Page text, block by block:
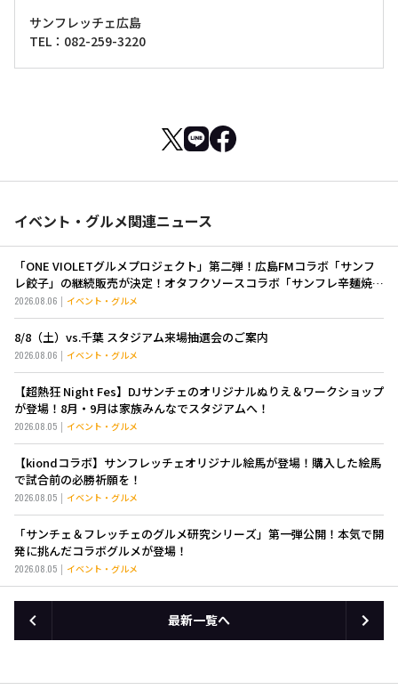
サンフレッチェ広島
TEL：082-259-3220
イベント・グルメ関連ニュース
「ONE VIOLETグルメプロジェクト」第二弾！広島FMコラボ「サンフ
レ餃子」の継続販売が決定！オタフクソースコラボ「サンフレ辛麺焼き
そば」も新登場！
2026.08.06 イベント・グルメ
8/8（土）vs.千葉 スタジアム来場抽選会のご案内
2026.08.06 イベント・グルメ
【超熱狂 Night Fes】DJサンチェのオリジナルぬりえ＆ワークショップ
が登場！8月・9月は家族みんなでスタジアムへ！
2026.08.05 イベント・グルメ
【kiondコラボ】サンフレッチェオリジナル絵馬が登場！購入した絵馬
で試合前の必勝祈願を！
2026.08.05 イベント・グルメ
「サンチェ＆フレッチェのグルメ研究シリーズ」第一弾公開！本気で開
発に挑んだコラボグルメが登場！
2026.08.05 イベント・グルメ
最新一覧へ